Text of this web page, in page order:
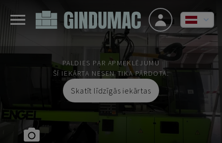
PALDIES PAR APMEKLĒJUMU
ŠĪ IEKĀRTA NESEN TIKA PĀRDOTA.
Skatīt līdzīgās iekārtas